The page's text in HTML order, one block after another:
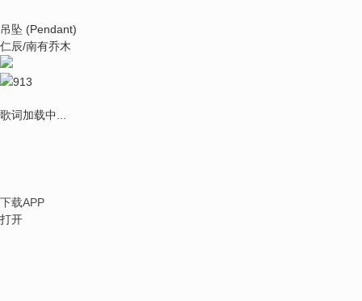
吊坠 (Pendant)
仁辰/南有乔木
913
歌词加载中...
下载APP
打开